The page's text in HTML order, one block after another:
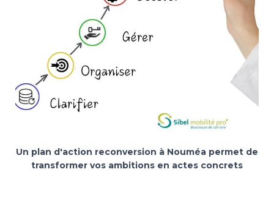
Un plan d'action reconversion à Nouméa permet de
transformer vos ambitions en actes concrets